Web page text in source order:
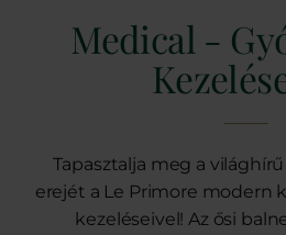
Medical -
Tapasztalja meg a
erejét a Le Primore modern
kezeléseivel! Az ősi